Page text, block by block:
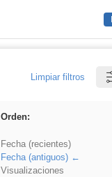
Limpiar filtros
Orden:
Fecha (recientes)
Fecha (antiguos)
Visualizaciones